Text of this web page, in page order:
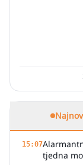
15:07
tjedna